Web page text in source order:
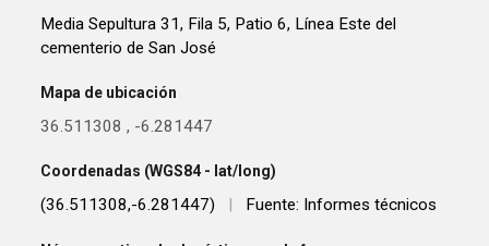
Media Sepultura 31, Fila 5, Patio 6, Línea Este del
cementerio de San José
Mapa de ubicación
36.511308 , -6.281447
Coordenadas (WGS84 - lat/long)
(36.511308,-6.281447) Fuente: Informes técnicos